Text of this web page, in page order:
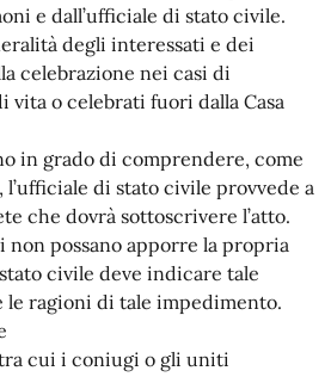
e dall’ufficiale di stato civile.
degli interessati e dei
celebrazione nei casi di
o celebrati fuori dalla Casa
in grado di comprendere, come
di stato civile provvede a
che dovrà sottoscrivere l’atto.
non possano apporre la propria
civile deve indicare tale
le ragioni di tale impedimento.
cui i coniugi o gli uniti